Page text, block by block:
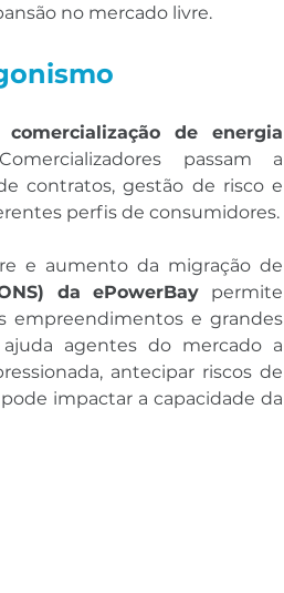
no mercado livre.
de energia
passam a
contratos, gestão de risco e
perfis de consumidores.
e aumento da migração de
da ePowerBay permite
empreendimentos e grandes
agentes do mercado a
antecipar riscos de
impactar a capacidade da